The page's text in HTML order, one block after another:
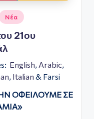
Νέα
21ου
English, Arabic,
, Italian & Farsi
ΟΦΕΙΛΟΥΜΕ ΣΕ